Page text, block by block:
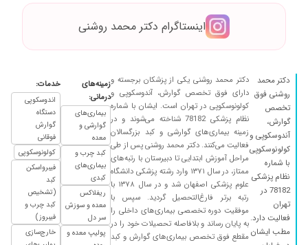
مطب خیلی شلوغی دارن ولی ارزش داره تایم بزاریم
عدم رضایت
پزشکی حاذق و انسانی شریف ۱۴۰۰/۰۷/۱۹
عدم رضایت
در حال درمان میباشم ۱۳۹۹/۰۶/۱۱
عالی بسیار دکتر کاربلد ۱۴۰۵/۰۵/۰۱
زخم معده داشتم اندوسکوپی شدم و دارو گرفتم
شکر خدا بهترم ممنون از اقای دکتر و تشخیص
خوبشون
۱۳۹۸/۰۴/۰۳
مشکل میکروب و عصب معده داشتم کارشون عالی
بوده
۱۴۰۳/۰۷/۱۶
مشکل روده داشتم و خداروشکر حل شد اما دوباره به
مشکل خوردم
۱۳۹۹/۱۰/۱۵
اینستاگرام دکتر محمد روشنی
دکتر محمد
روشنی فوق
تخصص
گوارش،
آندوسکوپی و
کولونوسکوپی
با شماره
نظام پزشکی
78182 در
تهران
فعالیت دارد.
مطب ایشان
دکتر محمد روشنی یکی از پزشکان برجسته و
دارای فوق تخصص گوارش، آندوسکوپی و
کولونوسکوپی در تهران است. ایشان با شماره
نظام پزشکی 78182 شناخته می‌شوند و در
زمینه بیماری‌های گوارشی و کبد بزرگسالان
فعالیت می‌کنند. دکتر محمد روشنی پس از طی
مراحل آموزش ابتدایی تا دبیرستان با رتبه‌های
ممتاز، در سال ۱۳۷۱ وارد رشته پزشکی دانشگاه
علوم پزشکی اصفهان شد و در سال ۱۳۷۸ با
رتبه برتر فارغ‌التحصیل گردید. سپس با
موفقیت دوره تخصصی بیماری‌های داخلی را
به پایان رساند و بلافاصله تحصیلات خود را در
مقطع فوق تخصص بیماری‌های گوارش و کبد
زمینه‌های
درمانی:
بیماری‌های
گوارشی و
معده
کبد چرب و
بیماری‌های
کبدی
ریفلاکس
معده و سوزش
سر دل
پولیپ معده و
خدمات:
اندوسکوپی
دستگاه
گوارش
فوقانی
کولونوسکوپی
فیبرواسکن
کبد
(تشخیص
کبد چرب و
فیبروز)
خارج‌سازی